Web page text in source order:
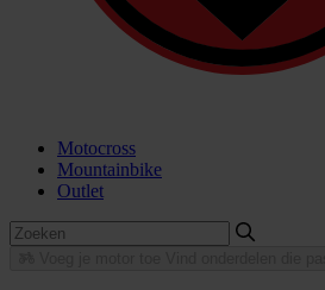
Motocross
Mountainbike
Outlet